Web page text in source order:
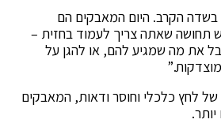
בשדה הקרב. היום המאבקים הם
תחושה שאתה צריך לעמוד בחזית –
את מה שמגיע להם, או להגן על
של לחץ כלכלי וחוסר ודאות, המאבקים